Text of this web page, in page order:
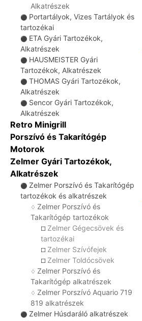
Alkatrészek
⚫ Portartályok, Vizes Tartályok és
tartozékai
⚫ ETA Gyári Tartozékok,
Alkatrészek
⚫ HAUSMEISTER Gyári
Tartozékok, Alkatrészek
⚫ THOMAS Gyári Tartozékok,
Alkatrészek
⚫ Sencor Gyári Tartozékok,
Alkatrészek
Retro Minigrill
Porszívó és Takarítógép
Motorok
Zelmer Gyári Tartozékok,
Alkatrészek
⚫ Zelmer Porszívó és Takarítógép
tartozékok és alkatrészek
♢ Zelmer Porszívó és
Takarítógép tartozékok
☐ Zelmer Gégecsövek és
tartozékai
☐ Zelmer Szívófejek
☐ Zelmer Toldócsövek
♢ Zelmer Porszívó és
Takarítógép alkatrészek
♢ Zelmer Porszívó Aquario 719
819 alkatrészek
⚫ Zelmer Húsdaráló alkatrészek